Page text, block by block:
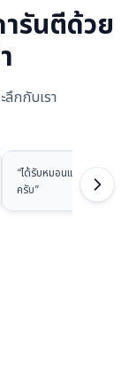
ารันตีด้วย
กกับเรา
“ได้รับหมอนแล้วนะครับ ส
ครับ”